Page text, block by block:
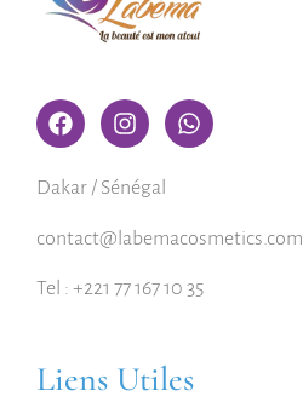
Dakar / Sénégal
contact@labemacosmetics.com
Tel : +221 77 167 10 35
Liens Utiles